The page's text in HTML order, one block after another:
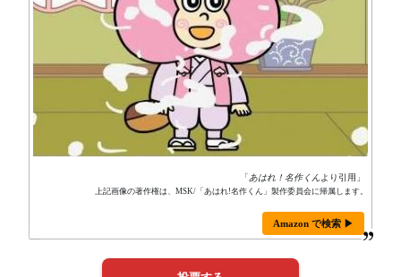
「あはれ！名作くん より引用」
上記画像の著作権は、MSK/「あはれ!名作くん」製作委員会に帰属します。
Amazon で検索 ▶